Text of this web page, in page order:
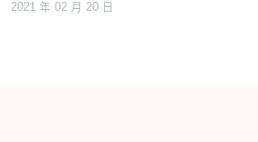
2021 年 02 月 20 日